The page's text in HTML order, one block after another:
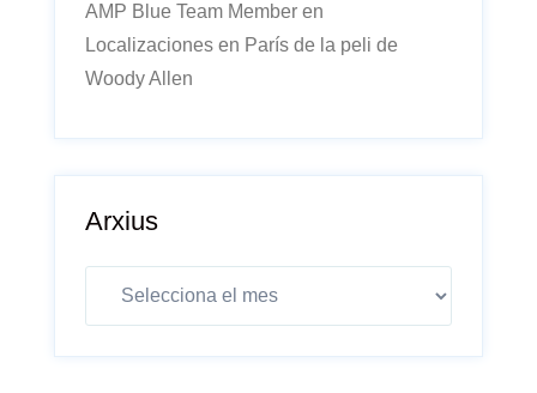
AMP Blue Team Member en
Localizaciones en París de la peli de
Woody Allen
Arxius